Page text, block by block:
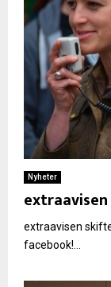
Nyheter
extraavisen
facebook!...